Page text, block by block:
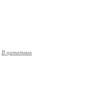
В цитатник